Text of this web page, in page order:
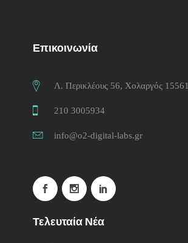
Επικοινωνία
Λ. Περικλέους 56, Χολαργός 15561
210 3005934
info@o2-digital-labs.gr
Τελευταία Νέα